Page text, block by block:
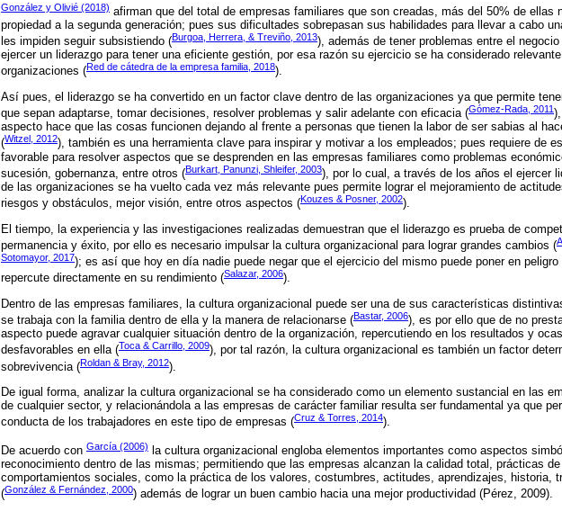
González y Olivié (2018) afirman que del total de empresas familiares que son creadas, más del 50% de ellas
propiedad a la segunda generación; pues sus dificultades sobrepasan sus habilidades para llevar a cabo
les impiden seguir subsistiendo (Burgoa, Herrera, & Treviño, 2013), además de tener problemas entre el
ejercer un liderazgo para tener una eficiente gestión, por esa razón su ejercicio se ha considerado
organizaciones (Red de cátedra de la empresa familia, 2018).
Así pues, el liderazgo se ha convertido en un factor clave dentro de las organizaciones ya que permite
que sepan adaptarse, tomar decisiones, resolver problemas y salir adelante con eficacia (Gómez-Rada, 2011
aspecto hace que las cosas funcionen dejando al frente a personas que tienen la labor de ser sabias al
(Witzel, 2012), también es una herramienta clave para inspirar y motivar a los empleados; pues requiere de
favorable para resolver aspectos que se desprenden en las empresas familiares como problemas
sucesión, gobernanza, entre otros (Burkart, Panunzi, Shleifer, 2003), por lo cual, a través de los años el ejercer
de las organizaciones se ha vuelto cada vez más relevante pues permite lograr el mejoramiento de
riesgos y obstáculos, mejor visión, entre otros aspectos (Kouzes & Posner, 2002).
El tiempo, la experiencia y las investigaciones realizadas demuestran que el liderazgo es prueba de
permanencia y éxito, por ello es necesario impulsar la cultura organizacional para lograr grandes cambios (
Sotomayor, 2017); es así que hoy en día nadie puede negar que el ejercicio del mismo puede poner en peligro
repercute directamente en su rendimiento (Salazar, 2006).
Dentro de las empresas familiares, la cultura organizacional puede ser una de sus características
se trabaja con la familia dentro de ella y la manera de relacionarse (Bastar, 2006), es por ello que de no
aspecto puede agravar cualquier situación dentro de la organización, repercutiendo en los resultados y
desfavorables en ella (Toca & Carrillo, 2009), por tal razón, la cultura organizacional es también un factor
sobrevivencia (Roldan & Bray, 2012).
De igual forma, analizar la cultura organizacional se ha considerado como un elemento sustancial en las
de cualquier sector, y relacionándola a las empresas de carácter familiar resulta ser fundamental ya que
conducta de los trabajadores en este tipo de empresas (Cruz & Torres, 2014).
De acuerdo con García (2006)
la cultura organizacional engloba elementos importantes como aspectos
reconocimiento dentro de las mismas; permitiendo que las empresas alcanzan la calidad total, prácticas
comportamientos sociales, como la práctica de los valores, costumbres, actitudes, aprendizajes, historia,
(González & Fernández, 2000) además de lograr un buen cambio hacia una mejor productividad (Pérez, 2009).